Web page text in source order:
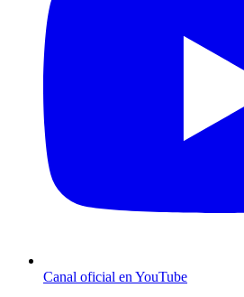
Canal oficial en YouTube